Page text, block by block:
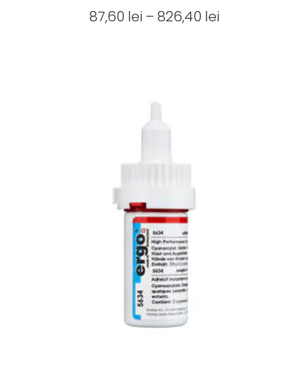
87,60 lei – 826,40 lei